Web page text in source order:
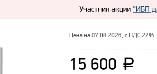
Участник акции “ИБП
Цена на 07.08.2026, с НДС 22%
15 600 a